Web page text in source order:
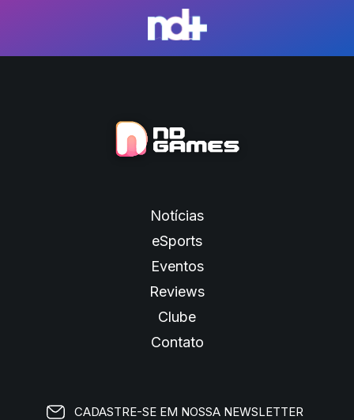
Notícias
eSports
Eventos
Reviews
Clube
Contato
CADASTRE-SE EM NOSSA NEWSLETTER